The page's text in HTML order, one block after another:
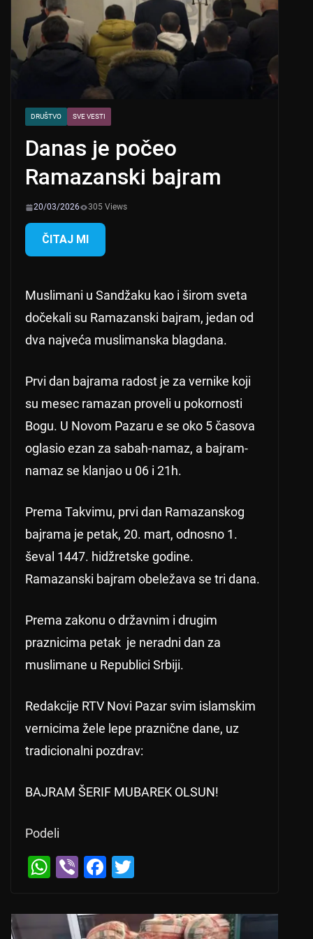
DRUŠTVO SVE VESTI
Danas je počeo
Ramazanski bajram
20/03/2026 305 Views
ČITAJ MI
Muslimani u Sandžaku kao i širom sveta
dočekali su Ramazanski bajram, jedan od
dva najveća muslimanska blagdana.
Prvi dan bajrama radost je za vernike koji
su mesec ramazan proveli u pokornosti
Bogu. U Novom Pazaru e se oko 5 časova
oglasio ezan za sabah-namaz, a bajram-
namaz se klanjao u 06 i 21h.
Prema Takvimu, prvi dan Ramazanskog
bajrama je petak, 20. mart, odnosno 1.
ševal 1447. hidžretske godine.
Ramazanski bajram obeležava se tri dana.
Prema zakonu o državnim i drugim
praznicima petak je neradni dan za
muslimane u Republici Srbiji.
Redakcije RTV Novi Pazar svim islamskim
vernicima žele lepe praznične dane, uz
tradicionalni pozdrav:
BAJRAM ŠERIF MUBAREK OLSUN!
Podeli
W
at
Vi
er
F
c
tt